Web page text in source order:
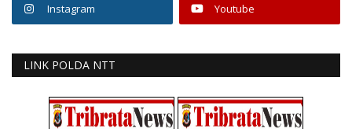
Instagram Youtube
LINK POLDA NTT